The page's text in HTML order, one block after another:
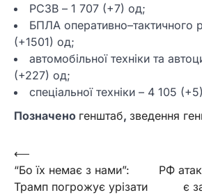
РСЗВ – 1 707 (+7) од;
БПЛА оперативно–тактичного
(+1501) од;
автомобільної техніки та
(+227) од;
спеціальної техніки – 4 105
Позначено генштаб, зведення
Навігація
записів
⟵
“Бо їх немає з нами”:
Трамп погрожує урізати
РФ
є